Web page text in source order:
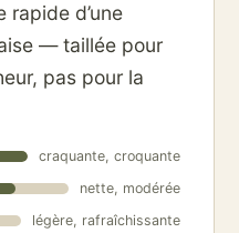
rapide d’une
— taillée pour
pas pour la
craquante, croquante
nette, modérée
légère, rafraîchissante